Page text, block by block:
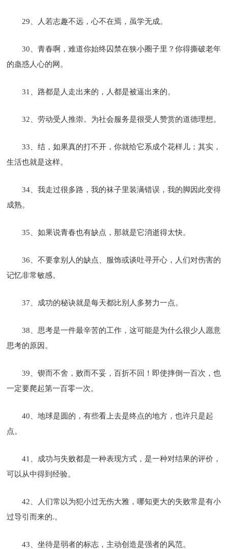
29、人若志趣不远，心不在焉，虽学无成。
30、青春啊，难道你始终囚禁在狭小圈子里？你得撕破老年
的蛊惑人心的网。
31、路都是人走出来的，人都是被逼出来的。
32、劳动受人推崇。为社会服务是很受人赞赏的道德理想。
33、结，如果真的打不开，你就给它系成个花样儿；其实，
生活也就是这样。
34、我走过很多路，我的袜子里装满错误，我的脚因此变得
成熟。
35、如果说青春也有缺点，那就是它消逝得太快。
36、不要拿别人的缺点、服饰或谈吐寻开心，人们对伤害的
记忆非常敏感。
37、成功的秘诀就是每天都比别人多努力一点。
38、思考是一件最辛苦的工作，这可能是为什么很少人愿意
思考的原因。
39、锲而不舍，败而不妥，百折不回！即使摔倒一百次，也
一定要爬起第一百零一次。
40、地球是圆的，有些看上去是终点的地方，也许只是起
点。
41、成功与失败都是一种表现方式，是一种对结果的评价，
可以从中得到经验。
42、人们常以为犯小过无伤大雅，哪知更大的失败常是有小
过导引而来的.。
43、坐待是弱者的标志，主动创造是强者的风范。